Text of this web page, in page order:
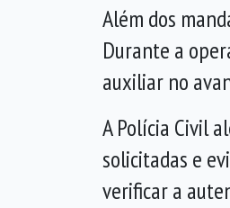
Além dos
Durante a
auxiliar no
A Polícia Civil
solicitadas e
verificar a